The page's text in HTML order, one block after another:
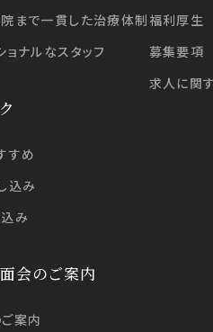
まで一貫した治療体制
ョナルなスタッフ
すめ
込み
み
会のご案内
案内
福利厚生
募集要項
求人に関